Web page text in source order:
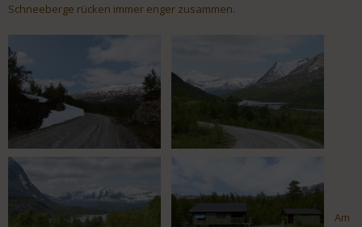
Schneeberge rücken immer enger zusammen.
Am